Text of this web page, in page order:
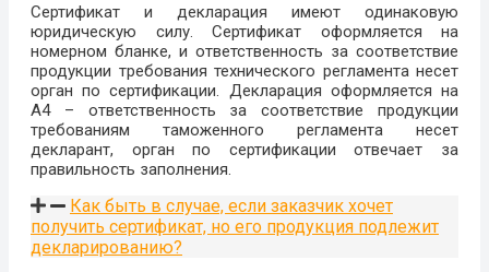
Сертификат и декларация имеют одинаковую
юридическую силу. Сертификат оформляется на
номерном бланке, и ответственность за соответствие
продукции требования технического регламента несет
орган по сертификации. Декларация оформляется на
А4 – ответственность за соответствие продукции
требованиям таможенного регламента несет
декларант, орган по сертификации отвечает за
правильность заполнения.
Как быть в случае, если заказчик хочет
получить сертификат, но его продукция подлежит
декларированию?